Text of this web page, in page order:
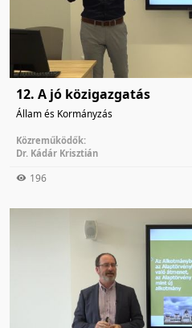
12. A jó közigazgatás
Állam és Kormányzás
Közreműködők:
Dr. Kádár Krisztián
196